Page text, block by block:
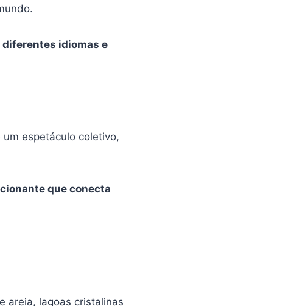
diferentes idiomas e
espetáculo coletivo,
que conecta
areia, lagoas cristalinas